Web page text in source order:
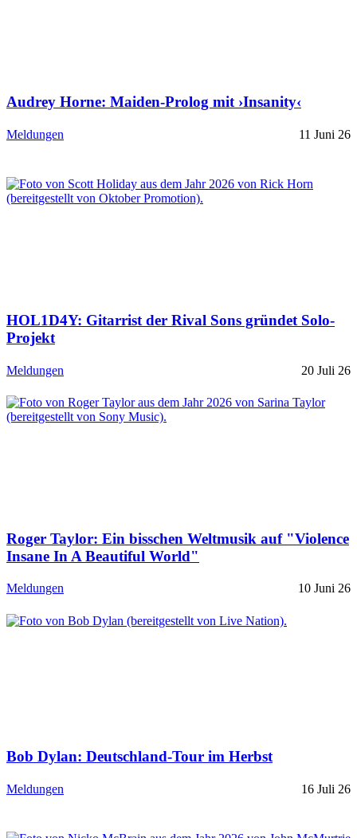
Audrey Horne: Maiden-Prolog mit ›Insanity‹
Meldungen 11 Juni 26
HOL1D4Y: Gitarrist der Rival Sons gründet Solo-
Projekt
Meldungen 20 Juli 26
Roger Taylor: Ein bisschen Weltmusik auf "Violence
Insane In A Beautiful World"
Meldungen 10 Juni 26
Bob Dylan: Deutschland-Tour im Herbst
Meldungen 16 Juli 26